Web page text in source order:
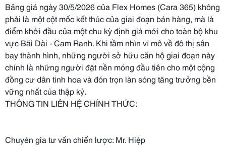
Bảng giá ngày 30/5/2026 của Flex Homes (Cara 365) không
phải là một cột mốc kết thúc của giai đoạn bán hàng, mà là
điểm khởi đầu của một chu kỳ định giá mới cho toàn bộ khu
vực Bãi Dài - Cam Ranh. Khi tầm nhìn vĩ mô về đô thị sân
bay thành hình, những người sở hữu căn hộ giai đoạn này
chính là những người đặt nền móng đầu tiên cho một cộng
đồng cư dân tinh hoa và đón trọn làn sóng tăng trưởng bền
vững nhất của thập kỷ.
THÔNG TIN LIÊN HỆ CHÍNH THỨC:
Chuyên gia tư vấn chiến lược: Mr. Hiệp